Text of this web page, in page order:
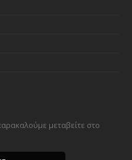
μεταβείτε στο